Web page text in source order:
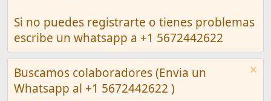
Si no puedes registrarte o tienes problemas
escribe un whatsapp a +1 5672442622
Buscamos colaboradores (Envia un
Whatsapp al +1 5672442622 )